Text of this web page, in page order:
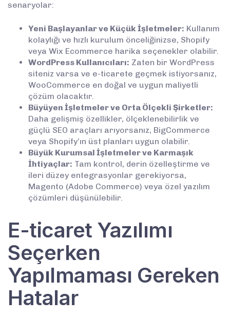
senaryolar:
Yeni Başlayanlar ve Küçük İşletmeler: Kullanım
kolaylığı ve hızlı kurulum önceliğinizse, Shopify
veya Wix Ecommerce harika seçenekler olabilir.
WordPress Kullanıcıları: Zaten bir WordPress
siteniz varsa ve e-ticarete geçmek istiyorsanız,
WooCommerce en doğal ve uygun maliyetli
çözüm olacaktır.
Büyüyen İşletmeler ve Orta Ölçekli Şirketler:
Daha gelişmiş özellikler, ölçeklenebilirlik ve
güçlü SEO araçları arıyorsanız, BigCommerce
veya Shopify’ın üst planları uygun olabilir.
Büyük Kurumsal İşletmeler ve Karmaşık
İhtiyaçlar: Tam kontrol, derin özelleştirme ve
ileri düzey entegrasyonlar gerekiyorsa,
Magento (Adobe Commerce) veya özel yazılım
çözümleri düşünülebilir.
E-ticaret Yazılımı
Seçerken
Yapılmaması Gereken
Hatalar